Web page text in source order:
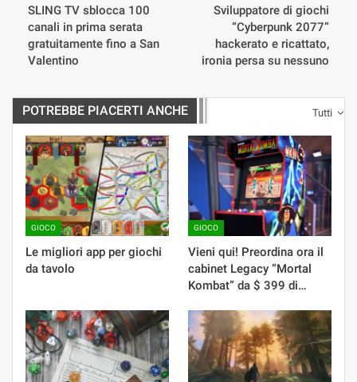
SLING TV sblocca 100
canali in prima serata
gratuitamente fino a San
Valentino
Sviluppatore di giochi
“Cyberpunk 2077”
hackerato e ricattato,
ironia persa su nessuno
Tutti
POTREBBE PIACERTI ANCHE
GIOCO
Le migliori app per giochi
da tavolo
GIOCO
Vieni qui! Preordina ora il
cabinet Legacy “Mortal
Kombat” da $ 399 di…